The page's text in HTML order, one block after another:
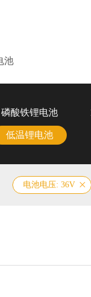
池
磷酸铁锂电池
低温锂电池
电池电压: 36V